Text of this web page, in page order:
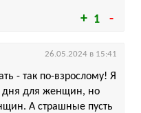
1
- так по-взрослому! Я
дня для женщин, но
А страшные пусть
26.05.2024 в 15:41